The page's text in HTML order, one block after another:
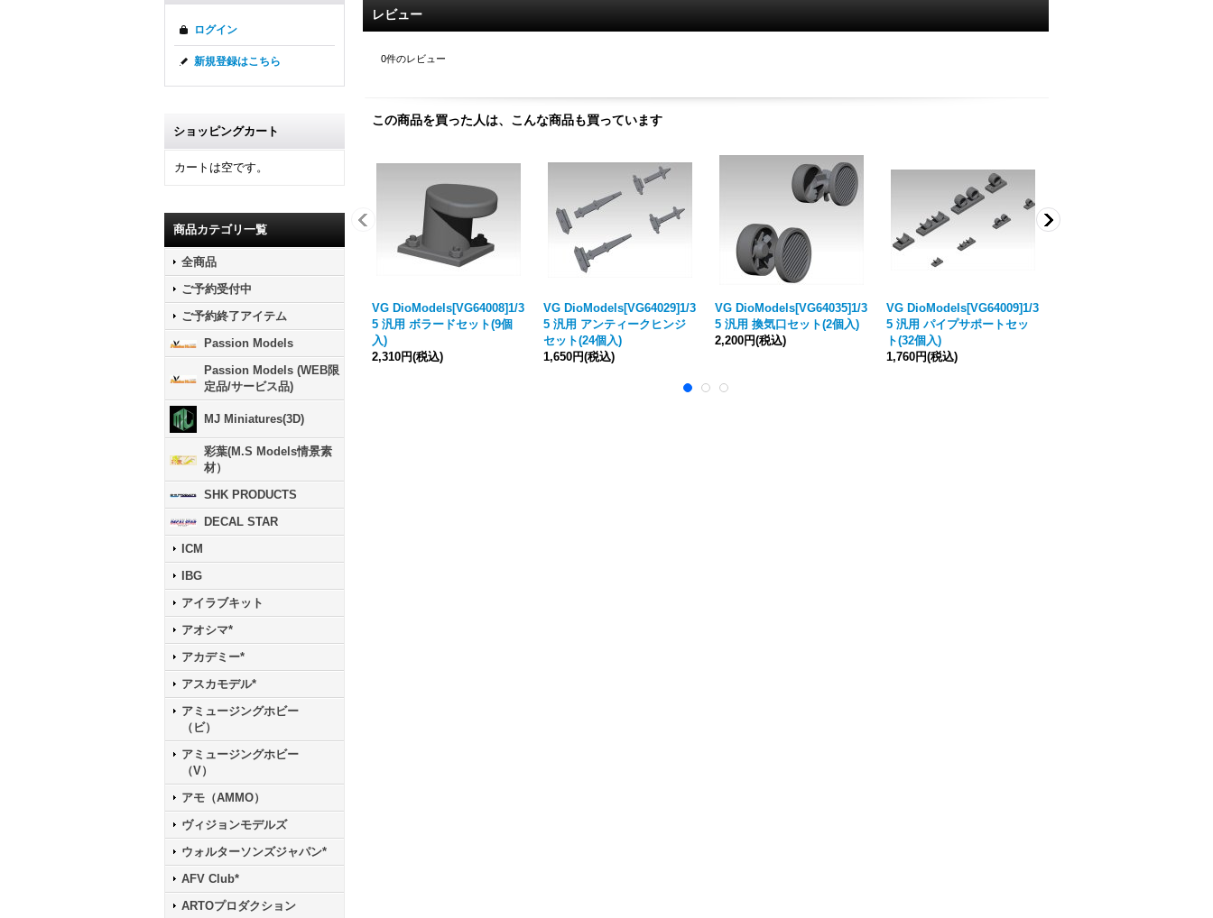
ログイン
新規登録はこちら
ショッピングカート
カートは空です。
商品カテゴリ一覧
全商品
ご予約受付中
ご予約終了アイテム
Passion Models
Passion Models (WEB限
定品/サービス品)
MJ Miniatures(3D)
彩葉(M.S Models情景素
材）
SHK PRODUCTS
DECAL STAR
ICM
IBG
アイラブキット
アオシマ*
アカデミー*
アスカモデル*
アミュージングホビー
（ビ）
アミュージングホビー
（V）
アモ（AMMO）
ヴィジョンモデルズ
ウォルターソンズジャパン*
AFV Club*
ARTOプロダクション
レビュー
0件のレビュー
この商品を買った人は、こんな商品も買っています
VG DioModels[VG64008]1/3
5 汎用 ボラードセット(9個
入)
2,310円(税込)
VG DioModels[VG64029]1/3
5 汎用 アンティークヒンジ
セット(24個入)
1,650円(税込)
VG DioModels[VG64035]1/3
5 汎用 換気口セット(2個入)
2,200円(税込)
VG DioModels[VG64009]1/3
5 汎用 パイプサポートセッ
ト(32個入)
1,760円(税込)